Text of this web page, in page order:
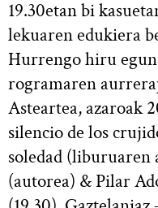
19.30etan bi
lekuaren edukiera
Hurrengo hiru
rogramaren
Asteartea, azaroak
silencio de los
soledad (liburuaren
(autorea) & Pilar